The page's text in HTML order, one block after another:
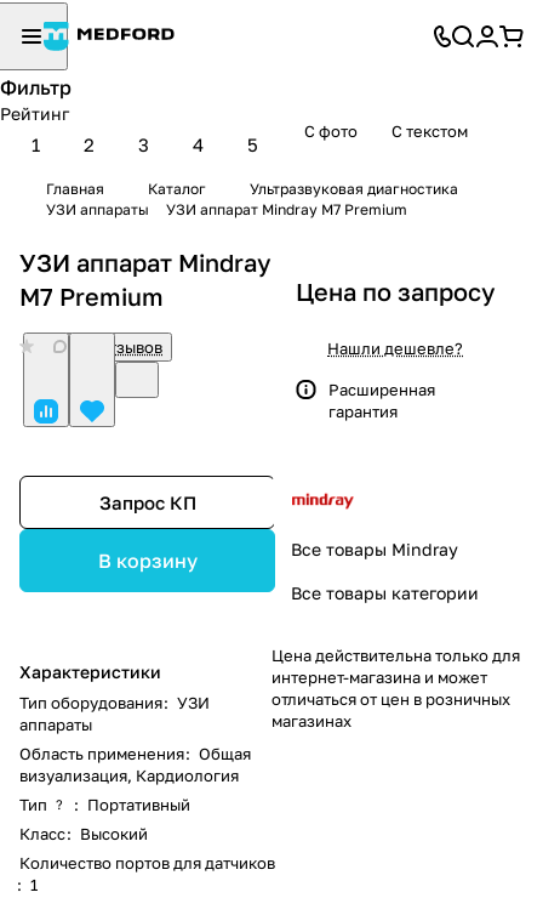
Фильтр
Рейтинг
1 2 3 4 5
С фото С текстом
Главная Каталог
Ультразвуковая диагностика
УЗИ аппараты
УЗИ аппарат Mindray M7 Premium
УЗИ аппарат Mindray
M7 Premium
Нет отзывов
Запрос КП
В корзину
Характеристики
Тип оборудования: УЗИ
аппараты
Область применения: Общая
визуализация, Кардиология
Тип
? : Портативный
Класс: Высокий
Количество портов для датчиков
: 1
Цена по запросу
Нашли дешевле?
Расширенная
гарантия
Все товары Mindray
Все товары категории
Цена действительна только для
интернет-магазина и может
отличаться от цен в розничных
магазинах